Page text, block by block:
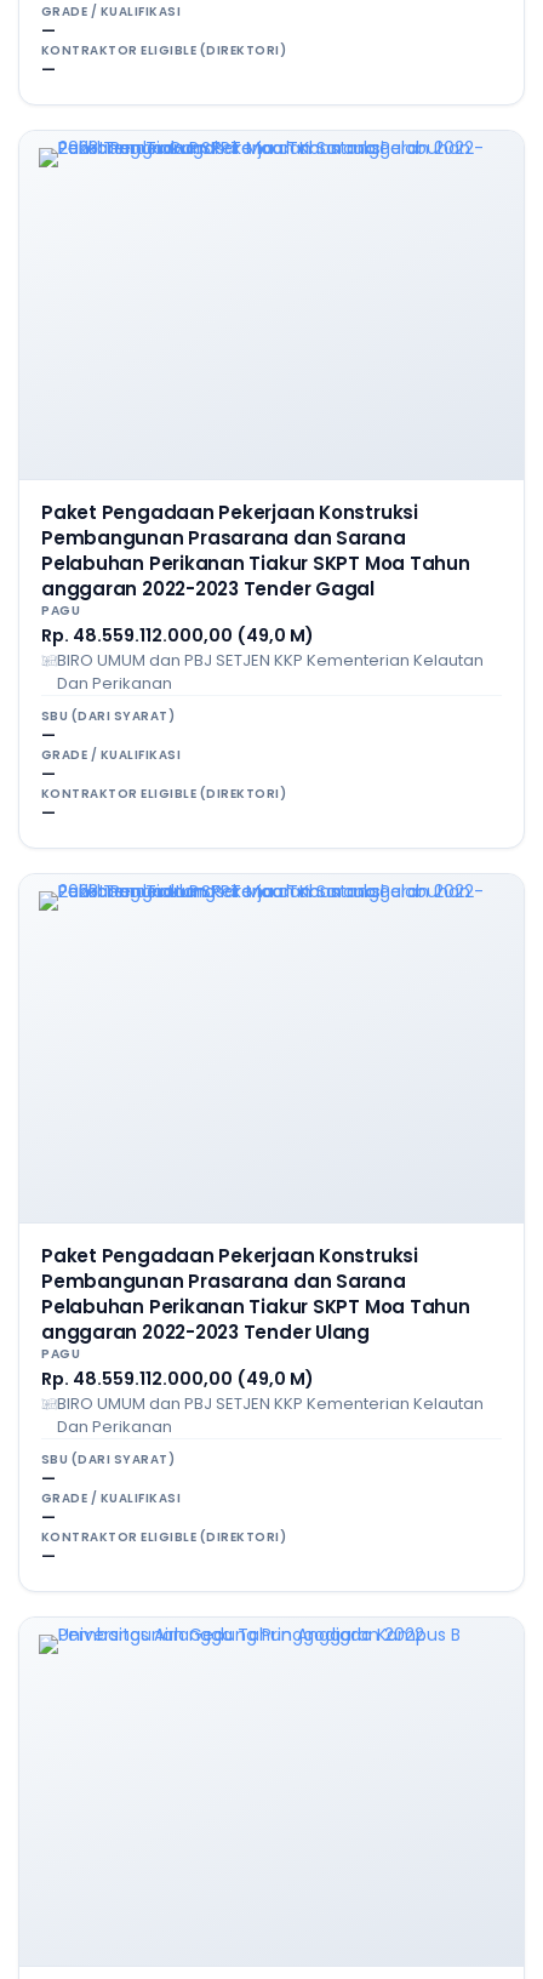
GRADE / KUALIFIKASI
—
KONTRAKTOR ELIGIBLE (DIREKTORI)
—
Paket Pengadaan Pekerjaan Konstruksi
Pembangunan Prasarana dan Sarana
Pelabuhan Perikanan Tiakur SKPT Moa Tahun
anggaran 2022-2023 Tender Gagal
PAGU
Rp. 48.559.112.000,00 (49,0 M)
BIRO UMUM dan PBJ SETJEN KKP Kementerian Kelautan
Dan Perikanan
SBU (DARI SYARAT)
—
GRADE / KUALIFIKASI
—
KONTRAKTOR ELIGIBLE (DIREKTORI)
—
Paket Pengadaan Pekerjaan Konstruksi
Pembangunan Prasarana dan Sarana
Pelabuhan Perikanan Tiakur SKPT Moa Tahun
anggaran 2022-2023 Tender Ulang
PAGU
Rp. 48.559.112.000,00 (49,0 M)
BIRO UMUM dan PBJ SETJEN KKP Kementerian Kelautan
Dan Perikanan
SBU (DARI SYARAT)
—
GRADE / KUALIFIKASI
—
KONTRAKTOR ELIGIBLE (DIREKTORI)
—